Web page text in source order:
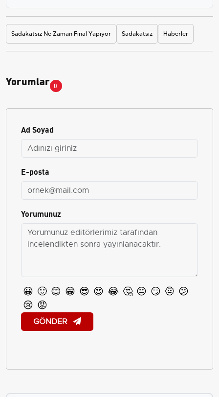
Sadakatsiz Ne Zaman Final Yapıyor Sadakatsiz Haberler
Yorumlar 0
Ad Soyad
E-posta
Yorumunuz
😀 🙂 😊 😁 😎 😍 😂 🤔 😐 😏 🤨 😕
😢 😡
GÖNDER